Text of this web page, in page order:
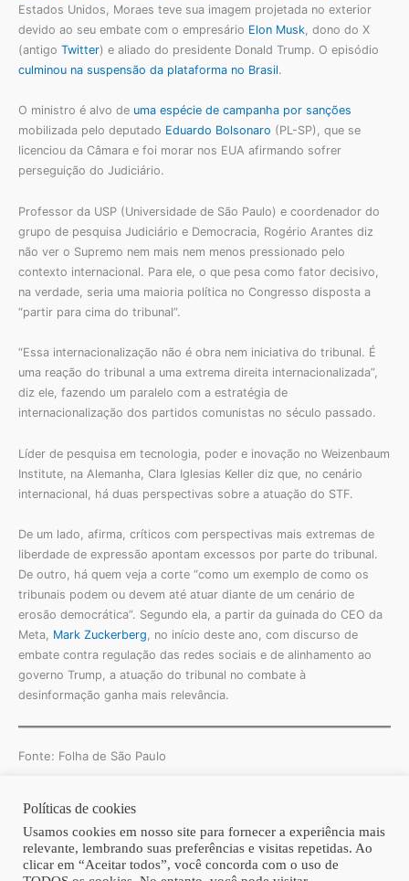
Estados Unidos, Moraes teve sua imagem projetada no exterior
devido ao seu embate com o empresário Elon Musk, dono do X
(antigo Twitter) e aliado do presidente Donald Trump. O episódio
culminou na suspensão da plataforma no Brasil.
O ministro é alvo de uma espécie de campanha por sanções
mobilizada pelo deputado Eduardo Bolsonaro (PL-SP), que se
licenciou da Câmara e foi morar nos EUA afirmando sofrer
perseguição do Judiciário.
Professor da USP (Universidade de São Paulo) e coordenador do
grupo de pesquisa Judiciário e Democracia, Rogério Arantes diz
não ver o Supremo nem mais nem menos pressionado pelo
contexto internacional. Para ele, o que pesa como fator decisivo,
na verdade, seria uma maioria política no Congresso disposta a
“partir para cima do tribunal”.
“Essa internacionalização não é obra nem iniciativa do tribunal. É
uma reação do tribunal a uma extrema direita internacionalizada”,
diz ele, fazendo um paralelo com a estratégia de
internacionalização dos partidos comunistas no século passado.
Líder de pesquisa em tecnologia, poder e inovação no Weizenbaum
Institute, na Alemanha, Clara Iglesias Keller diz que, no cenário
internacional, há duas perspectivas sobre a atuação do STF.
De um lado, afirma, críticos com perspectivas mais extremas de
liberdade de expressão apontam excessos por parte do tribunal.
De outro, há quem veja a corte “como um exemplo de como os
tribunais podem ou devem até atuar diante de um cenário de
erosão democrática”. Segundo ela, a partir da guinada do CEO da
Meta, Mark Zuckerberg , no início deste ano, com discurso de
embate contra regulação das redes sociais e de alinhamento ao
governo Trump, a atuação do tribunal no combate à
desinformação ganha mais relevância.
Fonte: Folha de São Paulo
Copyright © 2026 | Homero Costa Advogados
Políticas de cookies
Usamos cookies em nosso site para fornecer a experiência mais
relevante, lembrando suas preferências e visitas repetidas. Ao
clicar em “Aceitar todos”, você concorda com o uso de